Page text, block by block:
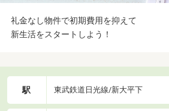
礼金なし物件で初期費用を抑えて
新生活をスタートしよう！
駅 東武鉄道日光線/新大平下